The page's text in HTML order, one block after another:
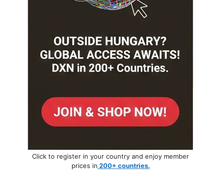
Click to register in your country and enjoy member
prices in 200+ countries.